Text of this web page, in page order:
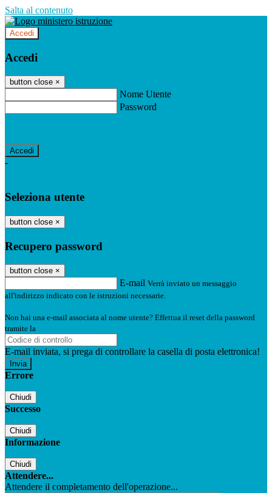
Salta al contenuto
Accedi
Accedi
button close ×
Nome Utente
Password
-
Seleziona utente
button close ×
Recupero password
button close ×
E-mail Verrà inviato un messaggio
all'indirizzo indicato con le istruzioni necessarie.
Non hai una e-mail associata al nome utente? Effettua il reset della password
tramite la
E-mail inviata, si prega di controllare la casella di posta elettronica!
Errore
Chiudi
Successo
Chiudi
Informazione
Chiudi
Attendere...
Attendere il completamento dell'operazione...